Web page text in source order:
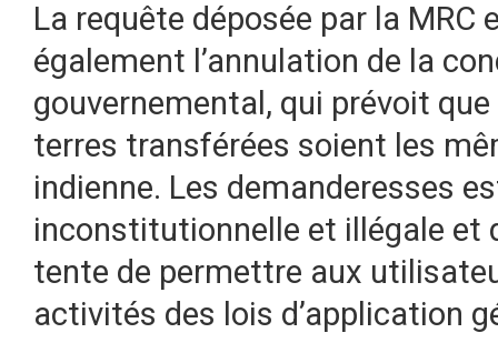
La requête déposée par la MRC
également l’annulation de la
gouvernemental, qui prévoit
terres transférées soient les
indienne. Les demanderesses
inconstitutionnelle et illégale et
tente de permettre aux
activités des lois d’application